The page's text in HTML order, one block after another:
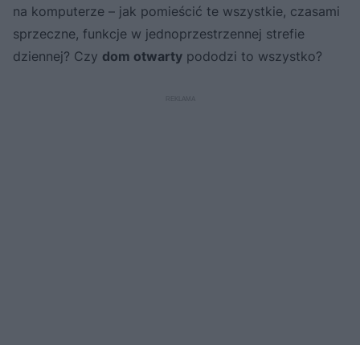
na komputerze – jak pomieścić te wszystkie, czasami
sprzeczne, funkcje w jednoprzestrzennej strefie
dziennej? Czy dom otwarty pododzi to wszystko?